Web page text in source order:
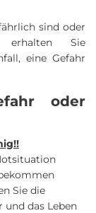
sind oder
erhalten Sie
eine Gefahr
oder
Sie die
das Leben